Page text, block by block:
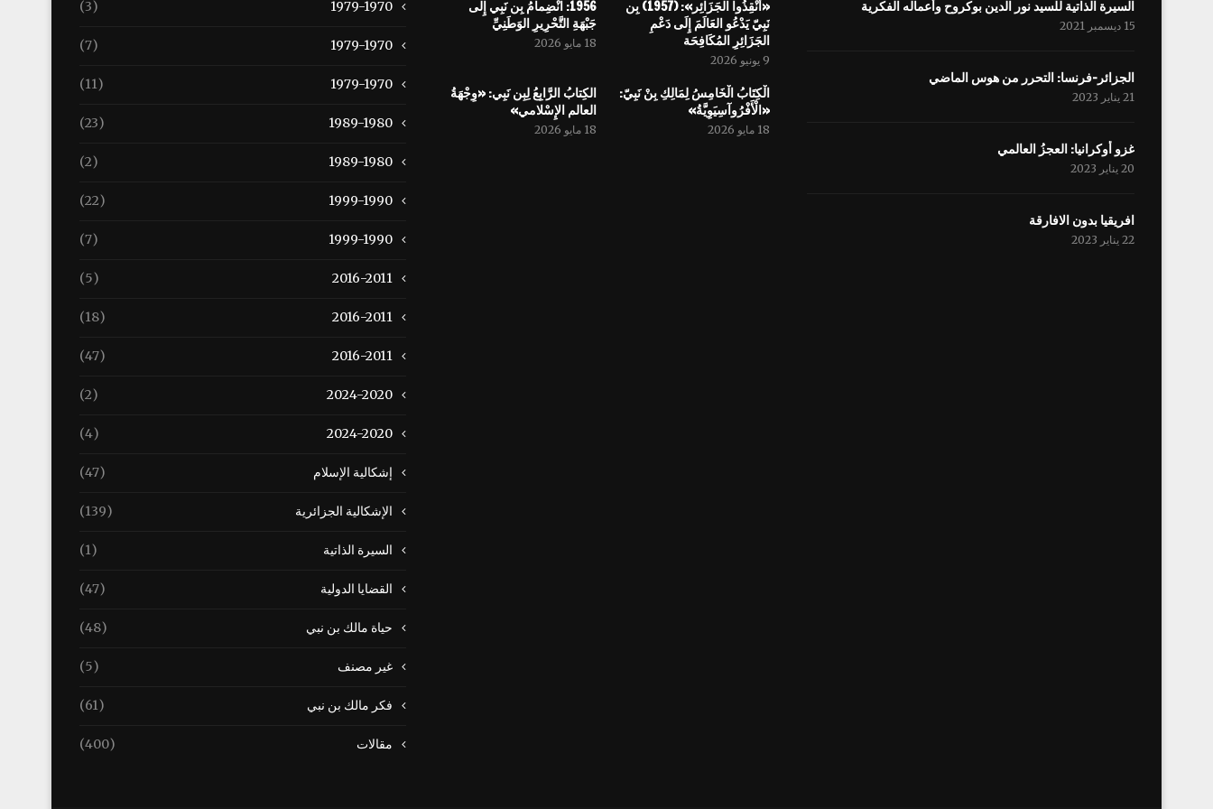
السيرة الذاتية للسيد نور الدين بوكروح وأعماله الفكرية
15 ديسمبر 2021
الجزائر-فرنسا: التحرر من هوس الماضي
21 يناير 2023
غزو أوكرانيا: العجزُ العالمي
20 يناير 2023
افریقيا بدون الافارقة
22 يناير 2023
«أَنْقِذُوا الجَزَائِر»: (1957) بِن
نَبِيّ يَدْعُو العَالَمَ إِلَى دَعْمِ
الجَزَائِرِ المُكَافِحَة
9 يونيو 2026
1956: انْضِمامُ بِن نَبِي إِلى
جَبْهَةِ التَّحْرِيرِ الوَطَنِيِّ
18 مايو 2026
الْكِتَابُ الْخَامِسُ لِمَالِكِ بِنْ نَبِيّ:
«الْأَفْرُوآسِيَوِيَّةُ»
18 مايو 2026
الكِتابُ الرَّابِعُ لِبِن نَبِي: «وِجْهَةُ
العالم الإِسْلامي»
18 مايو 2026
1979-1970
(3)
1979-1970
(7)
1979-1970
(11)
1989-1980
(23)
1989-1980
(2)
1999-1990
(22)
1999-1990
(7)
2016-2011
(5)
2016-2011
(18)
2016-2011
(47)
2024-2020
(2)
2024-2020
(4)
إشكالية الإسلام (47)
الإشكالية الجزائرية (139)
السيرة الذاتية (1)
القضايا الدولية (47)
حياة مالك بن نبي (48)
غير مصنف (5)
فكر مالك بن نبي (61)
مقالات (400)